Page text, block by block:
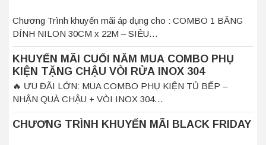
Chương Trình khuyến mãi áp dụng cho : COMBO 1 BĂNG
DÍNH NILON 30CM x 22M – SIÊU…
KHUYẾN MÃI CUỐI NĂM MUA COMBO PHỤ
KIỆN TẶNG CHẬU VÒI RỬA INOX 304
🔥 ƯU ĐÃI LỚN: MUA COMBO PHỤ KIỆN TỦ BẾP –
NHẬN QUÀ CHẬU + VÒI INOX 304…
CHƯƠNG TRÌNH KHUYẾN MÃI BLACK FRIDAY